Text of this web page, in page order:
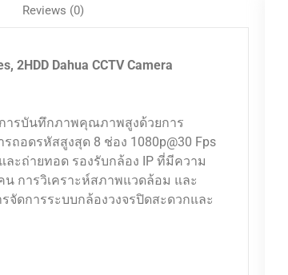
Reviews (0)
2HDD Dahua CCTV Camera
บการบันทึกภาพคุณภาพสูงด้วยการ
รถอดรหัสสูงสุด 8 ช่อง 1080p@30 Fps
ะถ่ายทอด รองรับกล้อง IP ที่มีความ
การวิเคราะห์สภาพแวดล้อม และ
จัดการระบบกล้องวงจรปิดสะดวกและ